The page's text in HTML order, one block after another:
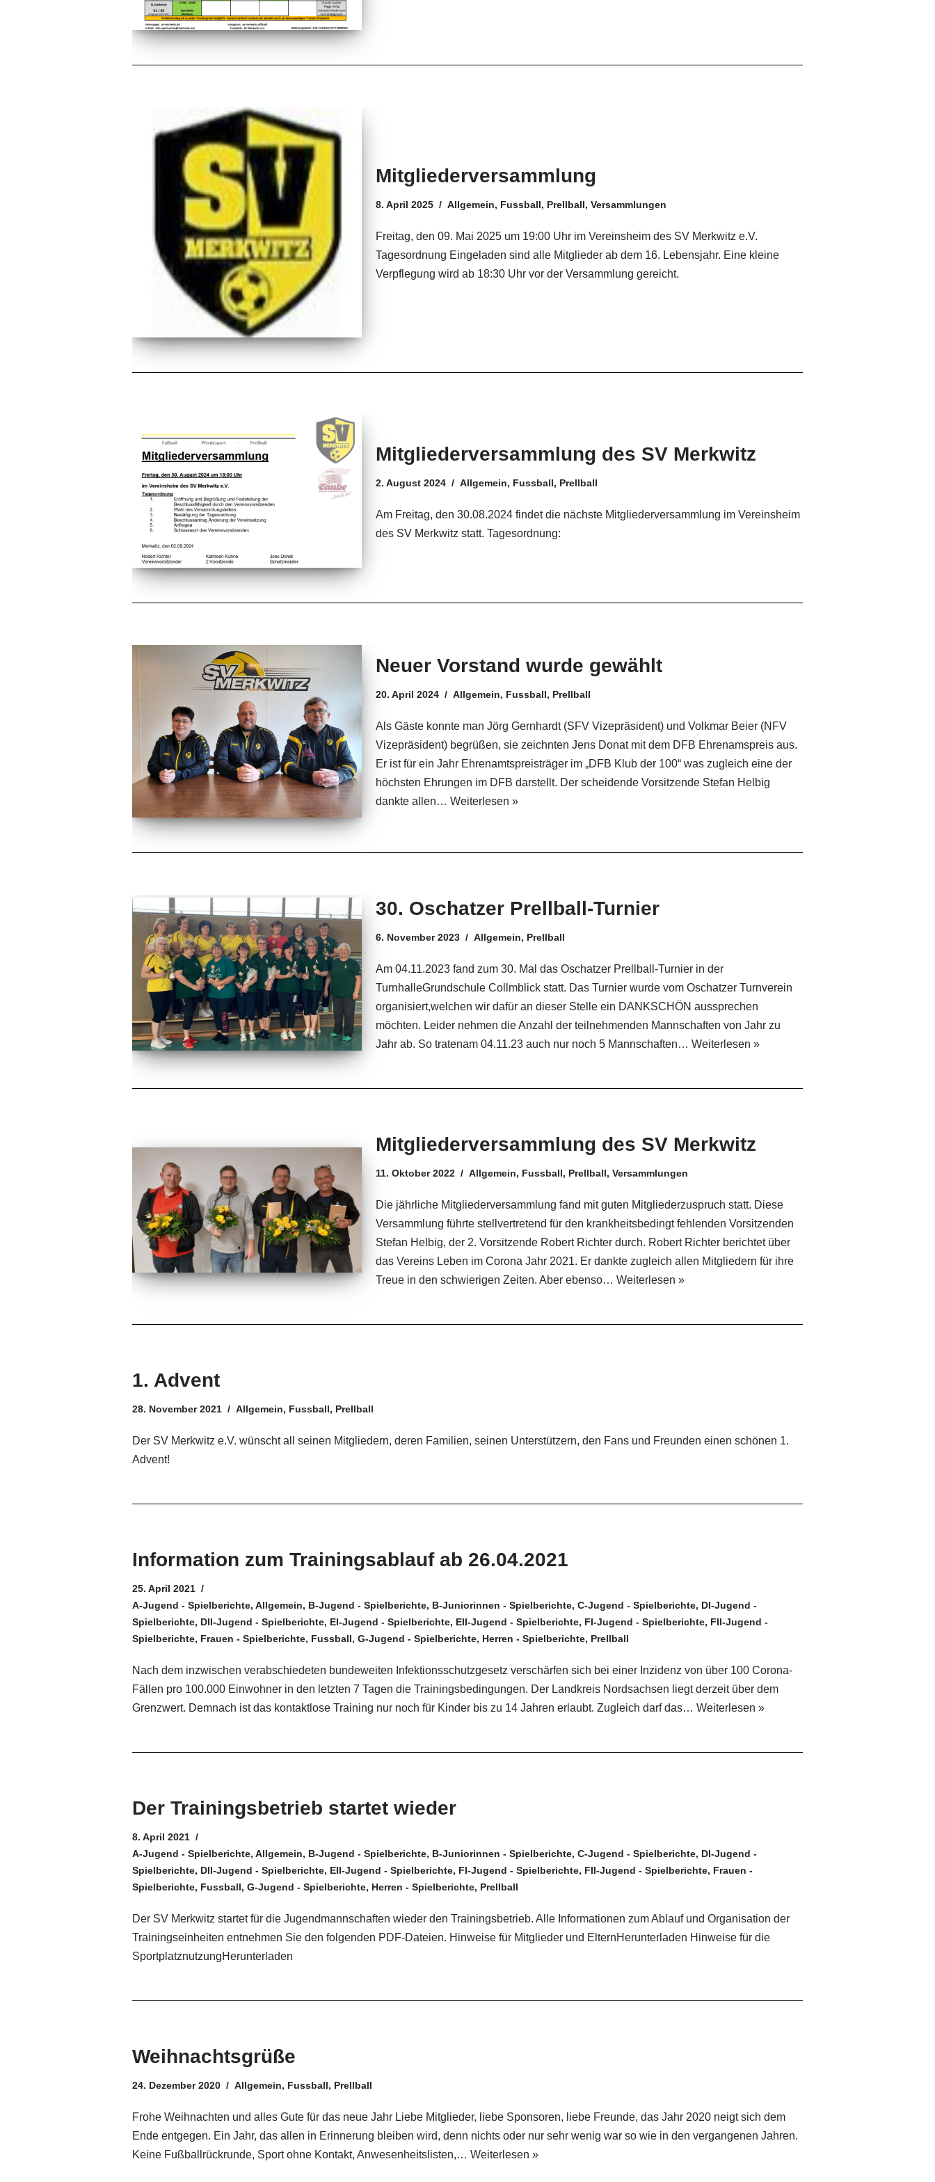
Mitgliederversammlung
8. April 2025 Allgemein, Fussball, Prellball,Versammlungen
Freitag, den 09. Mai 2025 um 19:00 Uhr im Vereinsheim des SV Merkwitz e.V.
Tagesordnung Eingeladen sind alle Mitglieder ab dem 16. Lebensjahr. Eine kleine
Verpflegung wird ab 18:30 Uhr vor der Versammlung gereicht.
Mitgliederversammlung des SV Merkwitz
2. August 2024 Allgemein, Fussball, Prellball
Am Freitag, den 30.08.2024 findet die nächste Mitgliederversammlung im Vereinsheim
des SV Merkwitz statt. Tagesordnung:
Neuer Vorstand wurde gewählt
20. April 2024 Allgemein, Fussball, Prellball
Als Gäste konnte man Jörg Gernhardt (SFV Vizepräsident) und Volkmar Beier (NFV
Vizepräsident) begrüßen, sie zeichnten Jens Donat mit dem DFB Ehrenamspreis aus.
Er ist für ein Jahr Ehrenamtspreisträger im „DFB Klub der 100“ was zugleich eine der
höchsten Ehrungen im DFB darstellt. Der scheidende Vorsitzende Stefan Helbig
dankte allen…Weiterlesen »
30. Oschatzer Prellball-Turnier
6. November 2023 Allgemein, Prellball
Am 04.11.2023 fand zum 30. Mal das Oschatzer Prellball-Turnier in der
TurnhalleGrundschule Collmblick statt. Das Turnier wurde vom Oschatzer Turnverein
organisiert,welchen wir dafür an dieser Stelle ein DANKSCHÖN aussprechen
möchten. Leider nehmen die Anzahl der teilnehmenden Mannschaften von Jahr zu
Jahr ab. So tratenam 04.11.23 auch nur noch 5 Mannschaften…Weiterlesen »
Mitgliederversammlung des SV Merkwitz
11. Oktober 2022 Allgemein, Fussball, Prellball,Versammlungen
Die jährliche Mitgliederversammlung fand mit guten Mitgliederzuspruch statt. Diese
Versammlung führte stellvertretend für den krankheitsbedingt fehlenden Vorsitzenden
Stefan Helbig, der 2. Vorsitzende Robert Richter durch. Robert Richter berichtet über
das Vereins Leben im Corona Jahr 2021. Er dankte zugleich allen Mitgliedern für ihre
Treue in den schwierigen Zeiten. Aber ebenso…Weiterlesen »
1. Advent
28. November 2021 Allgemein, Fussball, Prellball
Der SV Merkwitz e.V. wünscht all seinen Mitgliedern, deren Familien, seinen Unterstützern, den Fans und Freunden einen schönen 1.
Advent!
Information zum Trainingsablauf ab 26.04.2021
25. April 2021
A-Jugend - Spielberichte, Allgemein, B-Jugend - Spielberichte, B-Juniorinnen - Spielberichte, C-Jugend - Spielberichte, DI-Jugend -
Spielberichte, DII-Jugend - Spielberichte, EI-Jugend - Spielberichte, EII-Jugend - Spielberichte, FI-Jugend - Spielberichte, FII-Jugend -
Spielberichte, Frauen - Spielberichte, Fussball, G-Jugend - Spielberichte, Herren - Spielberichte, Prellball
Nach dem inzwischen verabschiedeten bundeweiten Infektionsschutzgesetz verschärfen sich bei einer Inzidenz von über 100 Corona-
Fällen pro 100.000 Einwohner in den letzten 7 Tagen die Trainingsbedingungen. Der Landkreis Nordsachsen liegt derzeit über dem
Grenzwert. Demnach ist das kontaktlose Training nur noch für Kinder bis zu 14 Jahren erlaubt. Zugleich darf das… Weiterlesen »
Der Trainingsbetrieb startet wieder
8. April 2021
A-Jugend - Spielberichte, Allgemein, B-Jugend - Spielberichte, B-Juniorinnen - Spielberichte, C-Jugend - Spielberichte, DI-Jugend -
Spielberichte, DII-Jugend - Spielberichte, EII-Jugend - Spielberichte, FI-Jugend - Spielberichte, FII-Jugend - Spielberichte, Frauen -
Spielberichte, Fussball, G-Jugend - Spielberichte, Herren - Spielberichte, Prellball
Der SV Merkwitz startet für die Jugendmannschaften wieder den Trainingsbetrieb. Alle Informationen zum Ablauf und Organisation der
Trainingseinheiten entnehmen Sie den folgenden PDF-Dateien. Hinweise für Mitglieder und ElternHerunterladen Hinweise für die
SportplatznutzungHerunterladen
Weihnachtsgrüße
24. Dezember 2020 Allgemein, Fussball, Prellball
Frohe Weihnachten und alles Gute für das neue Jahr Liebe Mitglieder, liebe Sponsoren, liebe Freunde, das Jahr 2020 neigt sich dem
Ende entgegen. Ein Jahr, das allen in Erinnerung bleiben wird, denn nichts oder nur sehr wenig war so wie in den vergangenen Jahren.
Keine Fußballrückrunde, Sport ohne Kontakt, Anwesenheitslisten,… Weiterlesen »